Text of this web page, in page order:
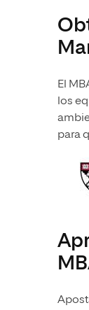
El
los
para